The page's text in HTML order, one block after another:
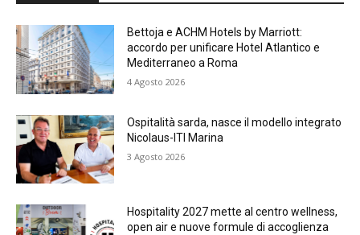
Bettoja e ACHM Hotels by Marriott:
accordo per unificare Hotel Atlantico e
Mediterraneo a Roma
4 Agosto 2026
Ospitalità sarda, nasce il modello integrato
Nicolaus-ITI Marina
3 Agosto 2026
Hospitality 2027 mette al centro wellness,
open air e nuove formule di accoglienza